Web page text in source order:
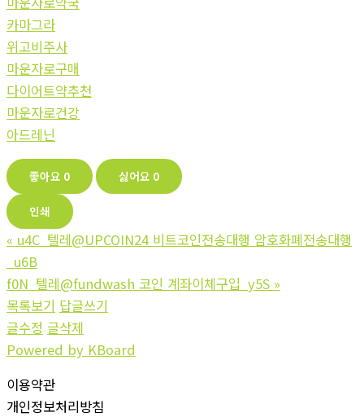
카마그라
위고비주사
마운자로구매
다이어트약추천
마운자로건강
아드레닌
좋아요 0 싫어요 0
인쇄
« u4C_텔레@UPCOIN24 비트코인전송대행 암호화폐전송대행
_u6B
f0N_텔레@fundwash 코인 계좌이체구입_y5S »
목록보기 답글쓰기
글수정 글삭제
Powered by KBoard
이용약관
개인정보처리방침